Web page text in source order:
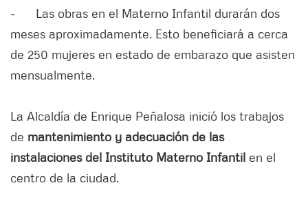
- Las obras en el Materno Infantil durarán dos
meses aproximadamente. Esto beneficiará a cerca
de 250 mujeres en estado de embarazo que asisten
mensualmente.
La Alcaldía de Enrique Peñalosa inició los trabajos
de mantenimiento y adecuación de las
instalaciones del Instituto Materno Infantil en el
centro de la ciudad.